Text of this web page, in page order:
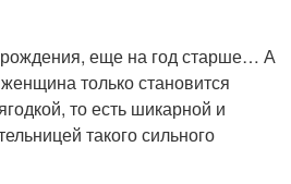
еще на год старше… А
только становится
то есть шикарной и
такого сильного